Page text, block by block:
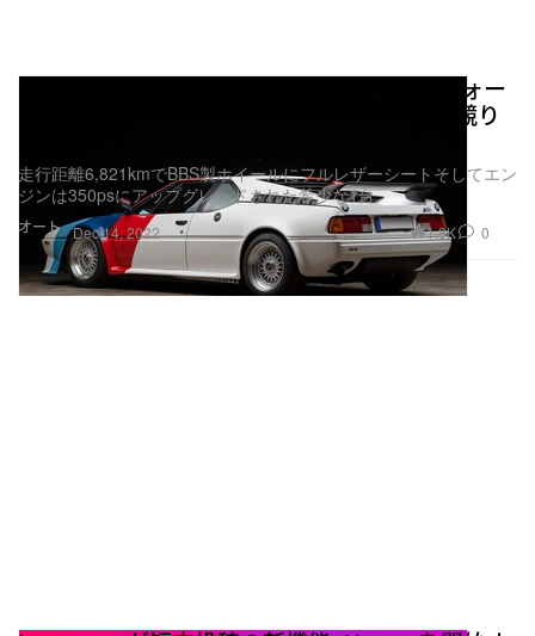
オート
『ワイルド・スピード 』の俳優 ポール・ウォー
カーが所有した BMW M1 が約8,700万円で競り
走行距離6,821kmでBBS製ホイールにフルレザーシートそしてエン
ジンは350psにアップグレードされた希少な1台
Dec 14, 2022 1.8K 0